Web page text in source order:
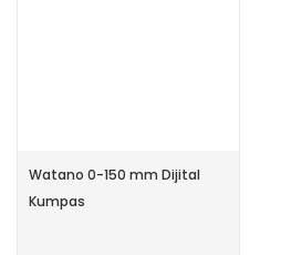
Watano 0-150 mm Dijital
Kumpas